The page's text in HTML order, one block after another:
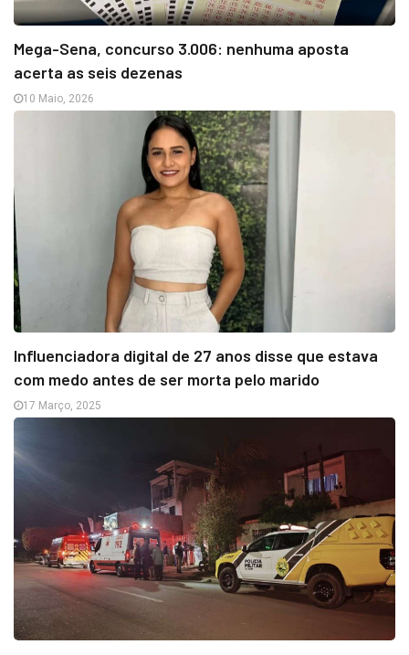
Mega-Sena, concurso 3.006: nenhuma aposta
acerta as seis dezenas
10 Maio, 2026
Influenciadora digital de 27 anos disse que estava
com medo antes de ser morta pelo marido
17 Março, 2025